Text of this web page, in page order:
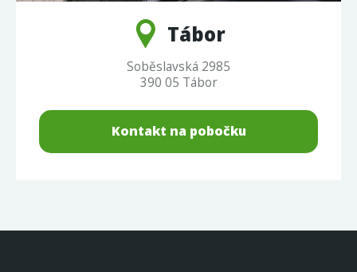
Tábor
Soběslavská 2985
390 05 Tábor
Kontakt na pobočku